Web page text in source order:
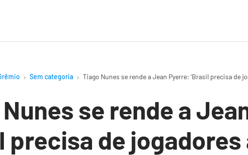
Sem categoria Tiago Nunes se rende a Jean Pyerre: ‘Brasil precisa de
se rende a
precisa de jogadores